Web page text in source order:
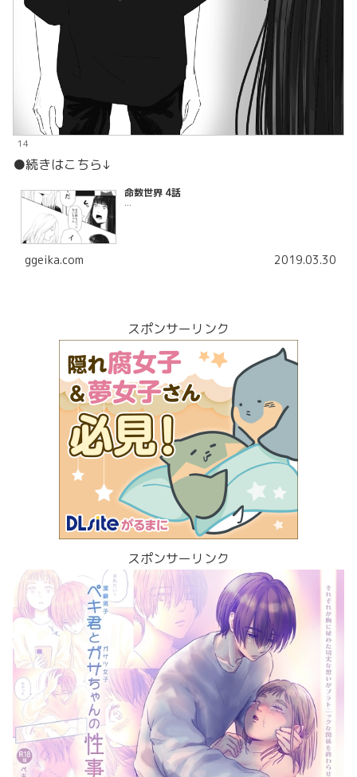
14
●続きはこちら↓
命数世界 4話
...
ggeika.com 2019.03.30
スポンサーリンク
スポンサーリンク